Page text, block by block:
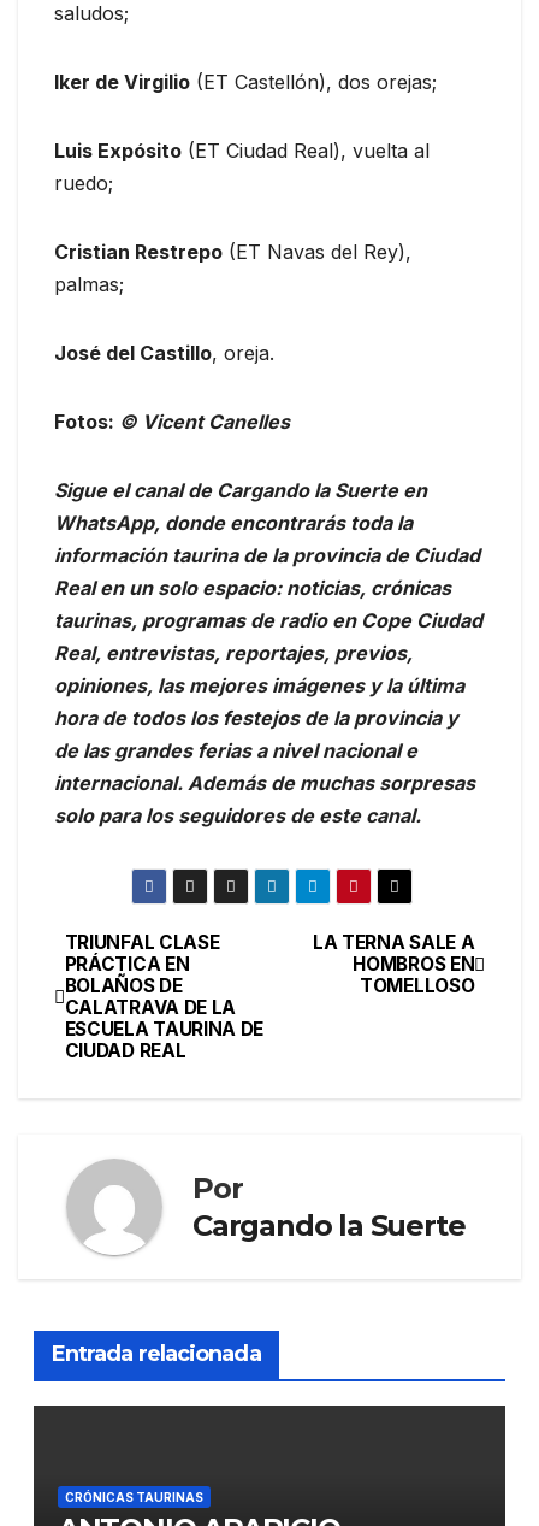
saludos;
Iker de Virgilio (ET Castellón), dos orejas;
Luis Expósito (ET Ciudad Real), vuelta al
ruedo;
Cristian Restrepo (ET Navas del Rey),
palmas;
José del Castillo, oreja.
Fotos: © Vicent Canelles
Sigue el canal de Cargando la Suerte en
WhatsApp, donde encontrarás toda la
información taurina de la provincia de Ciudad
Real en un solo espacio: noticias, crónicas
taurinas, programas de radio en Cope Ciudad
Real, entrevistas, reportajes, previos,
opiniones, las mejores imágenes y la última
hora de todos los festejos de la provincia y
de las grandes ferias a nivel nacional e
internacional. Además de muchas sorpresas
solo para los seguidores de este canal.
LA TERNA SALE A
HOMBROS EN
TOMELLOSO
TRIUNFAL CLASE
PRÁCTICA EN
BOLAÑOS DE
CALATRAVA DE LA
ESCUELA TAURINA DE
CIUDAD REAL
Por
Cargando la Suerte
Entrada relacionada
CRÓNICAS TAURINAS